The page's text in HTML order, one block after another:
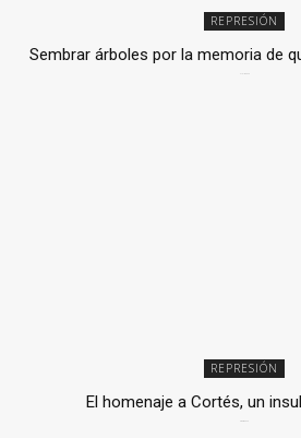
REPRESIÓN
Sembrar árboles por la memoria de
REPRESIÓN
El homenaje a Cortés, un